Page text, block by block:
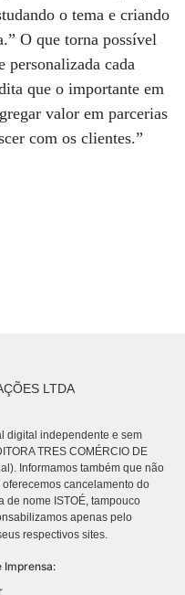
o tema e criando
O que torna possível
personalizada cada
que o importante em
valor em parcerias
com os clientes.”
LTDA
digital independente e sem
TRES COMÉRCIO DE
Informamos também que não
cancelamento do
de nome ISTOÉ, tampouco
apenas pelo
respectivos sites.
Imprensa: